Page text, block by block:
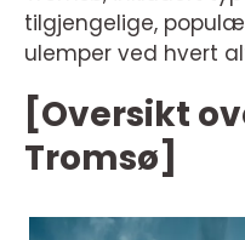
tilgjengelige,
ulemper ved hvert
[Oversikt
Tromsø]